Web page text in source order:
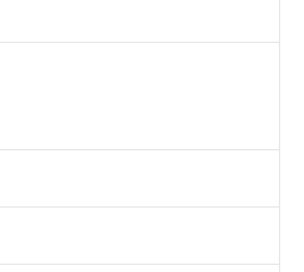
ください。
に対応した製品が提供可能な商品で
応した製品に切り替える予定のあ
有に非対応の商品で、対応品を出す
有無と関係のない商品です。
のが、含有品と判明した場合などや